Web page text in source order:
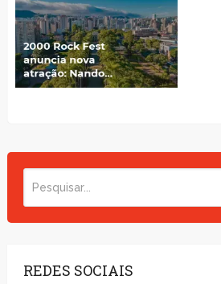
REDES SOCIAIS